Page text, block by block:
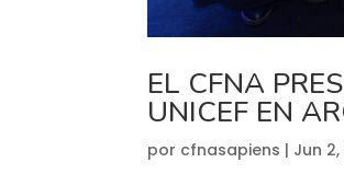
EL CFNA
UNICEF EN
por cfnasapiens | Jun